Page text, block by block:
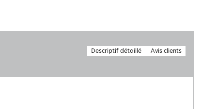
Descriptif détaillé Avis clients